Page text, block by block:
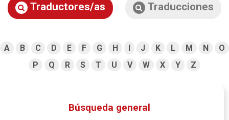
Traductores/as Traducciones
A B C D E F G H I J K L M N
O
P
Q R S T U V W X Y Z
Búsqueda general